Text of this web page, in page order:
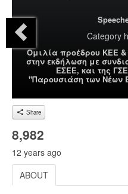
Category
Ομιλία προέδρου ΚΕΕ
στην εκδήλωση με
ΕΣΕΕ, και της
"Παρουσιάση των Νέων
Share
8,982
12 years ago
ABOUT